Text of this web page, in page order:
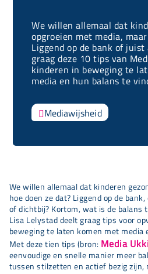
We willen allemaal dat
opgroeien met media,
Liggend op de bank of
graag deze 10 tips van
kinderen in beweging te
media en hun balans te
Mediawijsheid
We willen allemaal dat kinderen
hoe doen ze dat? Liggend op de
of dichtbij? Kortom, wat is de balans
Lisa Lelystad deelt graag tips voor
beweging te laten komen met media
Met deze tien tips (bron: Media
eenvoudige en snelle manier meer
tussen stilzetten en actief bezig zijn,